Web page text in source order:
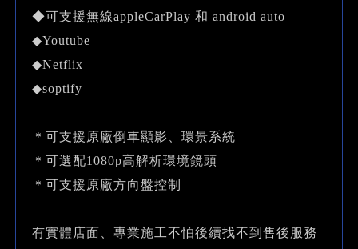
◆可支援無線appleCarPlay 和 android auto
◆Youtube
◆Netflix
◆soptify
＊可支援原廠倒車顯影、環景系統
＊可選配1080p高解析環境鏡頭
＊可支援原廠方向盤控制
有實體店面、專業施工不怕後續找不到售後服務